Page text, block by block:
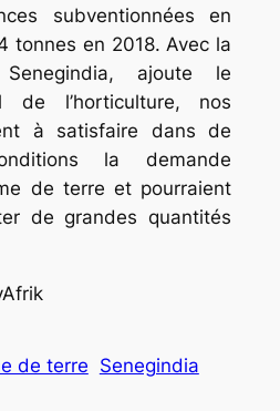
subventionnées en
tonnes en 2018. Avec la
ajoute le
de l’horticulture, nos
à satisfaire dans de
la demande
de terre et pourraient
de grandes quantités
de terre Senegindia